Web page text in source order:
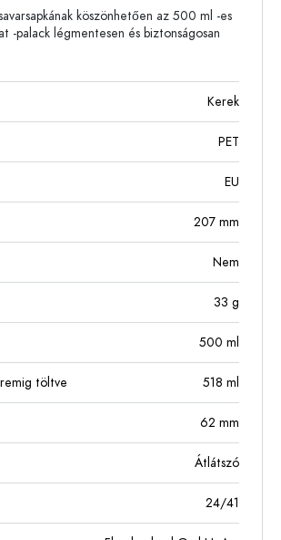
köszönhetően az 500 ml -es
-palack légmentesen és biztonságosan
Kerek
PET
EU
207 mm
Nem
33 g
500 ml
töltve 518 ml
62 mm
Átlátszó
24/41